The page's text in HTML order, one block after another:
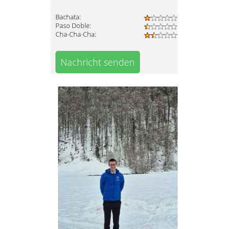
Bachata:
Paso Doble:
Cha-Cha-Cha:
Nachricht senden